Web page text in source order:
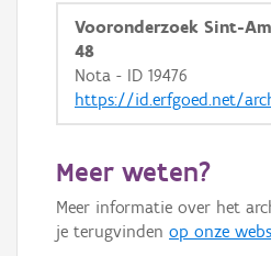
Vooronderzoek Sint-
48
Nota - ID 19476
https://id.erfgoed.net/
Meer weten?
Meer informatie over het
je terugvinden op onze